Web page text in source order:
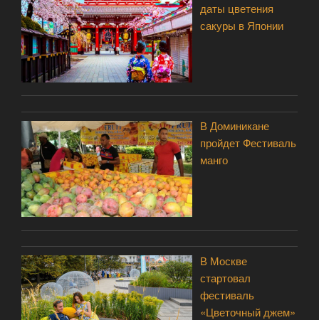
даты цветения
сакуры в Японии
В Доминикане
пройдет Фестиваль
манго
В Москве
стартовал
фестиваль
«Цветочный джем»